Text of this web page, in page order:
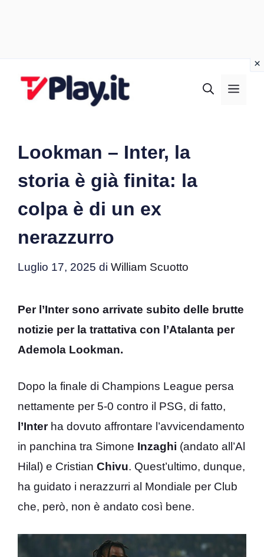
Lookman – Inter, la
storia è già finita: la
colpa è di un ex
nerazzurro
Luglio 17, 2025 di William Scuotto
Per l’Inter sono arrivate subito delle brutte
notizie per la trattativa con l’Atalanta per
Ademola Lookman.
Dopo la finale di Champions League persa
nettamente per 5-0 contro il PSG, di fatto,
l’Interha dovuto affrontare l’avvicendamento
in panchina tra Simone Inzaghi (andato all’Al
Hilal) e Cristian Chivu. Quest’ultimo, dunque,
ha guidato i nerazzurri al Mondiale per Club
che, però, non è andato così bene.